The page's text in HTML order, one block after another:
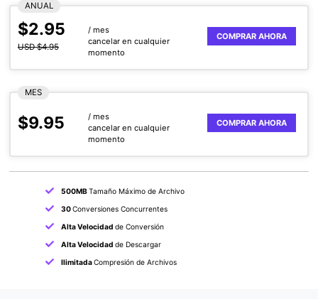
ANUAL
$2.95
USD $4.95
/ mes
cancelar en cualquier
momento
COMPRAR AHORA
MES
$9.95
/ mes
cancelar en cualquier
momento
COMPRAR AHORA
500MBTamaño Máximo de Archivo
30Conversiones Concurrentes
Alta Velocidad de Conversión
Alta Velocidad de Descargar
IlimitadaCompresión de Archivos